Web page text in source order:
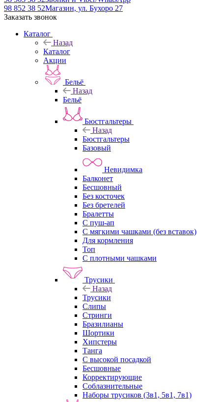
98 852 38 52Магазин, ул. Бухоро 27
Заказать звонок
Каталог
Назад
Каталог
Акции
Бельё
Назад
Бельё
Бюстгальтеры
Назад
Бюстгальтеры
Базовый
Невидимка
Балконет
Бесшовный
Без косточек
Без бретелей
Бралетты
С пуш-ап
С мягкими чашками (без вставок)
Для кормления
Топ
С плотными чашками
Трусики
Назад
Трусики
Слипы
Стринги
Бразилианы
Шортики
Хипстеры
Танга
С высокой посадкой
Бесшовные
Корректирующие
Соблазнительные
Наборы трусиков (3в1, 5в1, 7в1)